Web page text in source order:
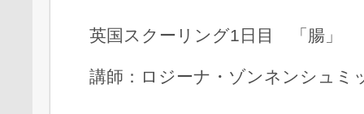
英国スクーリング1日目 「腸」
講師：ロジーナ・ゾンネンシュミ